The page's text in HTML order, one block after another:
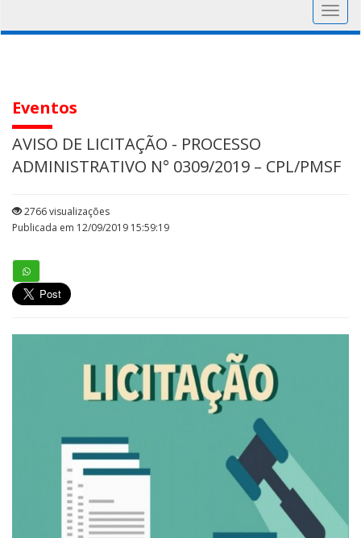
Eventos
AVISO DE LICITAÇÃO - PROCESSO
ADMINISTRATIVO N° 0309/2019 – CPL/PMSF
2766 visualizações
Publicada em 12/09/2019 15:59:19